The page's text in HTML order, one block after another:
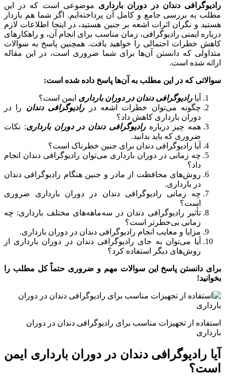
رادیوگرافی دندان در دوران بارداری موضوعی است که در این
مطلب به بررسی جامع و کامل آن پرداخته‌ایم. اگر شما هم باردار
هستید و نگران اثرات اشعه بر جنین هستید، در اینجا اطلاعات لازم
درباره ایمنی رادیوگرافی، زمان مناسب برای انجام آن، و راهکارهای
کاهش خطرات احتمالی را خواهید یافت. همچنین پاسخ به سوالات
متداولی که دانستن آن‌ها برای شما ضروری است، در این مقاله
ارائه شده است.
سوالاتی که در این مطلب به آن‌ها پاسخ داده شده است:
آیارادیوگرافی دندان در دوران بارداری ایمن است؟
چگونه می‌توان خطرات اشعه دررادیوگرافی دندان را در
دوران بارداری کاهش داد؟
همه چیز دربارهرادیوگرافی دندان در دوران بارداری: نکات
ضروری که باید بدانید.
آیا رادیوگرافی دندان برای جنین خطرناک است؟
چه زمانی در دوران بارداری می‌توان رادیوگرافی دندان انجام
داد؟
روش‌های محافظت از مادر و جنین هنگام رادیوگرافی دندان
در بارداری.
چه زمانی رادیوگرافی دندان در دوران بارداری ضروری
است؟
تأثیر رادیوگرافی دندان در سه‌ماهه‌های مختلف بارداری: چه
زمانی بی‌خطرتر است؟
مزایا و معایب انجام رادیوگرافی دندان در دوران بارداری.
آیا می‌توان به جای رادیوگرافی دندان در دوران بارداری از
روش‌های دیگر استفاده کرد؟
برای دانستن پاسخ این سوالات مهم و ضروری حتماً کل مطلب را
بخوانید!
استفاده از تجهیزات مناسب برای رادیوگرافی دندان در دوران
بارداری
آیا رادیوگرافی دندان در دوران بارداری ایمن
است؟